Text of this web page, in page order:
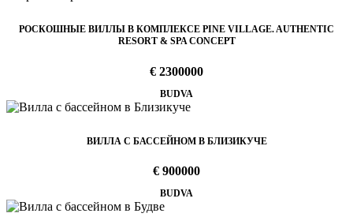
РОСКОШНЫЕ ВИЛЛЫ В КОМПЛЕКСЕ PINE VILLAGE. AUTHENTIC
RESORT & SPA CONCEPT
€ 2300000
BUDVA
ВИЛЛА С БАССЕЙНОМ В БЛИЗИКУЧЕ
€ 900000
BUDVA